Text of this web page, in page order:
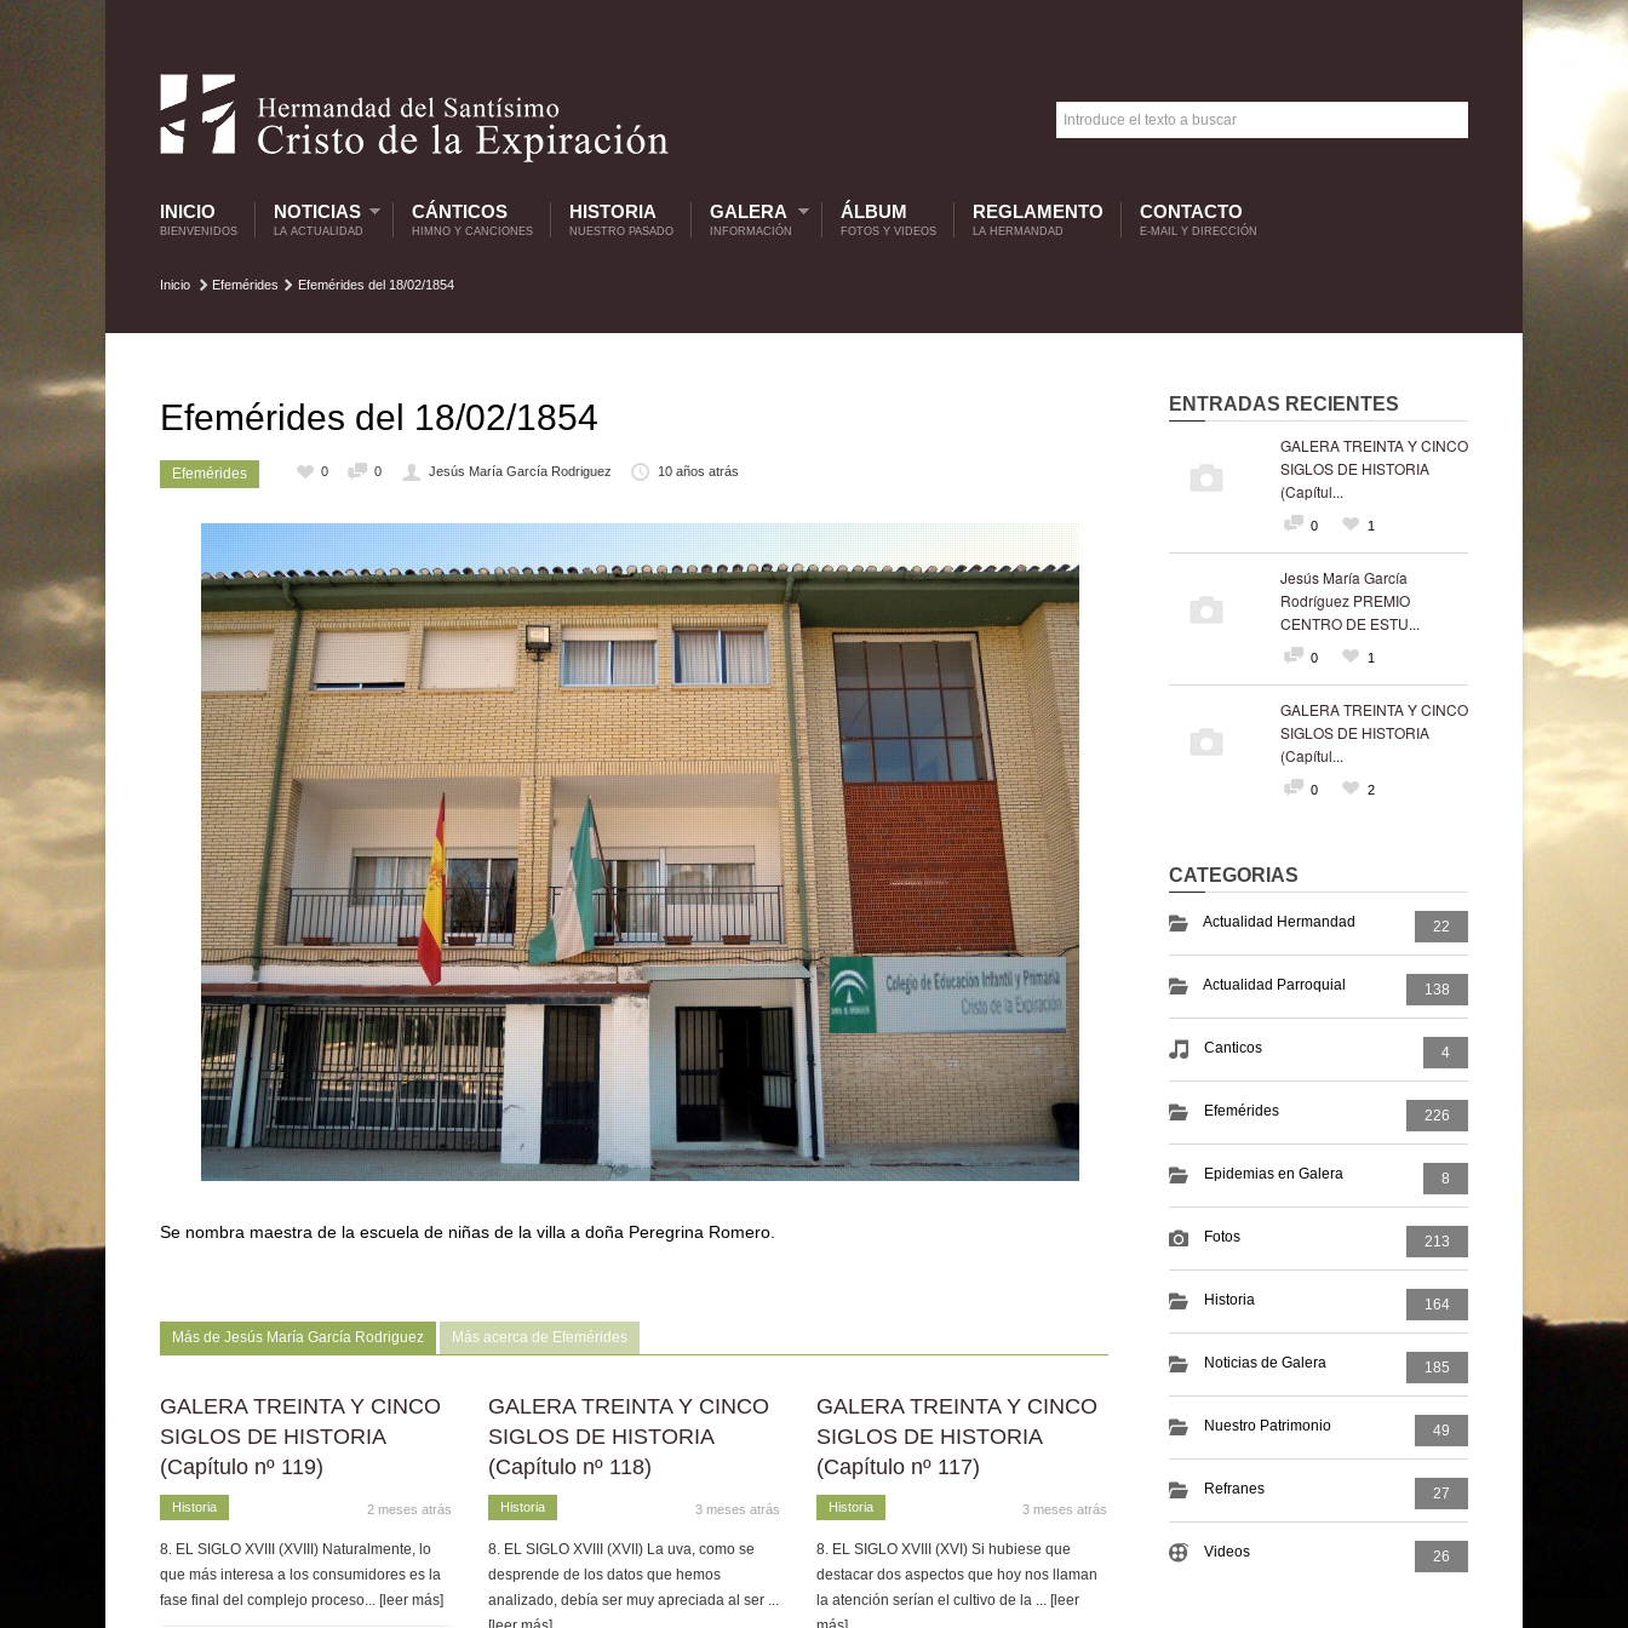
INICIO
BIENVENIDOS
NOTICIAS
LA ACTUALIDAD
CÁNTICOS
HIMNO Y CANCIONES
HISTORIA
NUESTRO PASADO
GALERA
INFORMACIÓN
ÁLBUM
FOTOS Y VIDEOS
REGLAMENTO
LA HERMANDAD
CONTACTO
E-MAIL Y DIRECCIÓN
Inicio Efemérides Efemérides del 18/02/1854
Efemérides del 18/02/1854
Efemérides 0 0 Jesús María García Rodriguez 10 años atrás
Se nombra maestra de la escuela de niñas de la villa a doña Peregrina Romero.
Más de Jesús María García Rodriguez Más acerca de Efemérides
GALERA TREINTA Y CINCO
SIGLOS DE HISTORIA
(Capítulo nº 119)
Historia 2 meses atrás
8. EL SIGLO XVIII (XVIII) Naturalmente, lo
que más interesa a los consumidores es la
fase final del complejo proceso... [leer más]
GALERA TREINTA Y CINCO
SIGLOS DE HISTORIA
(Capítulo nº 118)
Historia 3 meses atrás
8. EL SIGLO XVIII (XVII) La uva, como se
desprende de los datos que hemos
analizado, debía ser muy apreciada al ser ...
GALERA TREINTA Y CINCO
SIGLOS DE HISTORIA
(Capítulo nº 117)
Historia 3 meses atrás
8. EL SIGLO XVIII (XVI) Si hubiese que
destacar dos aspectos que hoy nos llaman
la atención serían el cultivo de la ... [leer
ENTRADAS RECIENTES
GALERA TREINTA Y CINCO
SIGLOS DE HISTORIA
(Capítul...
0 1
Jesús María García
Rodríguez PREMIO
CENTRO DE ESTU...
0 1
GALERA TREINTA Y CINCO
SIGLOS DE HISTORIA
(Capítul...
0 2
CATEGORIAS
Actualidad Hermandad 22
Actualidad Parroquial 138
Canticos 4
Efemérides 226
Epidemias en Galera 8
Fotos 213
Historia 164
Noticias de Galera 185
Nuestro Patrimonio 49
Refranes 27
Videos 26